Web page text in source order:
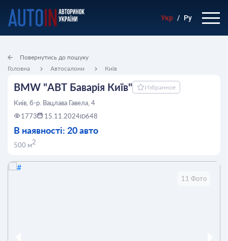
Укр / Ру
Головна Автосалони Київ
Повернутись до пошуку
BMW "АВТ Баварія Київ" Избранное
В наявності: 20 авто
Київ, б-р. Вацлава Гавела, 4
1773
15.11.2024ID648
500 м2
11 Фото